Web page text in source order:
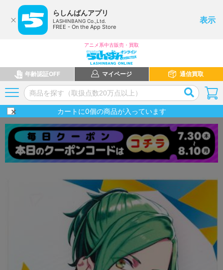
らしんばんアプリ
LASHINBANG Co.,Ltd.
FREE - On the App Store
表示
アニメ系中古販売・買取
年齢認証OFF マイページ 通信買取
カートに0個の商品が入っています